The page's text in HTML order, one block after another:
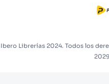
Ibero Librerías 2024. Todos los